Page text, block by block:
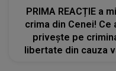
PRIMA REACȚIE a
crima din Cenei!
privește pe
libertate din cauza